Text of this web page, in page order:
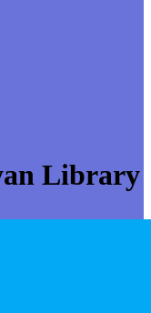
Library